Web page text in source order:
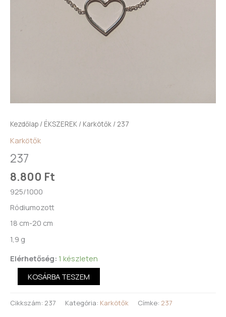
Kezdőlap / ÉKSZEREK / Karkötők / 237
Karkötők
237
8.800 Ft
925/1000
Ródiumozott
18 cm-20 cm
1,9 g
Elérhetőség: 1 készleten
KOSÁRBA TESZEM
Cikkszám: 237 Kategória: Karkötők Címke: 237